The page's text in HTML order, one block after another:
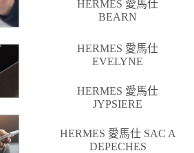
HERMES 愛馬仕
BEARN
HERMES 愛馬仕
EVELYNE
HERMES 愛馬仕
JYPSIERE
HERMES 愛馬仕 SAC A
DEPECHES